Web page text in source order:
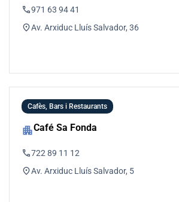
phone971 63 94 41
location_onAv. Arxiduc Lluís Salvador, 36
Cafès, Bars i Restaurants
apartmentCafé Sa Fonda
phone722 89 11 12
location_onAv. Arxiduc Lluís Salvador, 5